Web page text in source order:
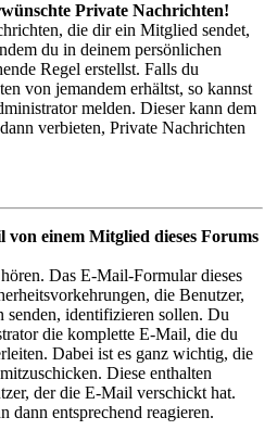
Private Nachrichten!
die dir ein Mitglied sendet,
du in deinem persönlichen
Regel erstellst. Falls du
von jemandem erhältst, so kannst
melden. Dieser kann dem
verbieten, Private Nachrichten
von einem Mitglied dieses Forums
Das E-Mail-Formular dieses
die Benutzer,
senden, identifizieren sollen. Du
die komplette E-Mail, die du
Dabei ist es ganz wichtig, die
Diese enthalten
der die E-Mail verschickt hat.
dann entsprechend reagieren.